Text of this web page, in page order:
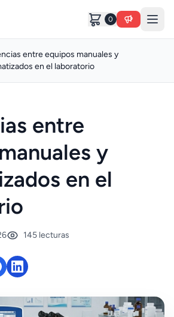
0
entre equipos manuales y
en el laboratorio
entre
y
en el
145 lecturas